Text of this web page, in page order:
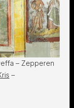
– Zepperen
–